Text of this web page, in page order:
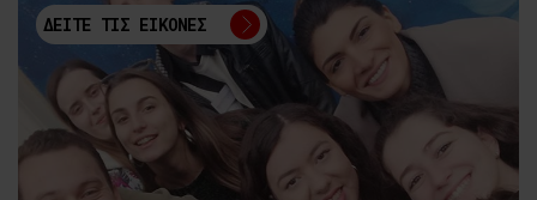
ΔΕΙΤΕ ΤΙΣ ΕΙΚΟΝΕΣ